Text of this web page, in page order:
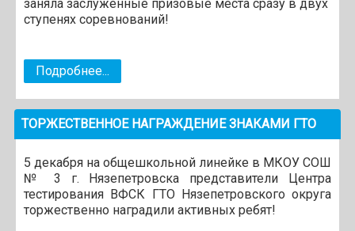
заняла заслуженные призовые места сразу в двух
ступенях соревнований!
Подробнее...
ТОРЖЕСТВЕННОЕ НАГРАЖДЕНИЕ ЗНАКАМИ ГТО
5 декабря на общешкольной линейке в МКОУ СОШ
№ 3 г. Нязепетровска представители Центра
тестирования ВФСК ГТО Нязепетровского округа
торжественно наградили активных ребят!